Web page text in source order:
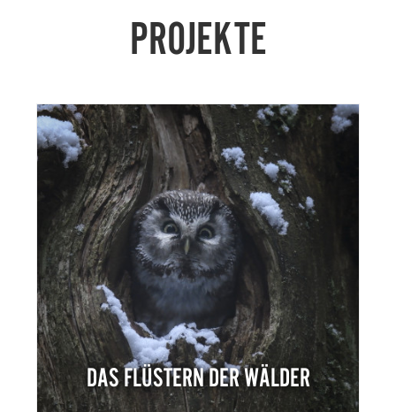
PROJEKTE
DAS FLÜSTERN DER WÄLDER